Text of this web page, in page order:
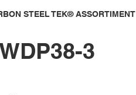
STEEL TEK® ASSORTIMENT
3